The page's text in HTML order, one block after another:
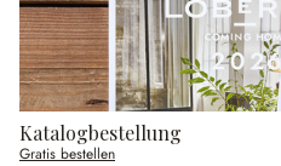
Katalogbestellung
Gratis bestellen